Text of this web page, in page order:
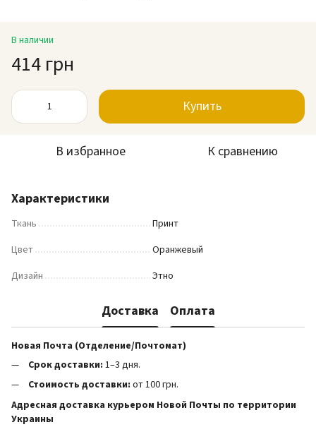
В наличии
414 грн
Купить
В избранное К сравнению
Характеристики
Ткань
Принт
Цвет
Оранжевый
Дизайн
Этно
Доставка Оплата
Новая Почта (Отделение/Почтомат)
Срок доставки: 1–3 дня.
Стоимость доставки: от 100 грн.
Адресная доставка курьером Новой Почты по территории
Украины